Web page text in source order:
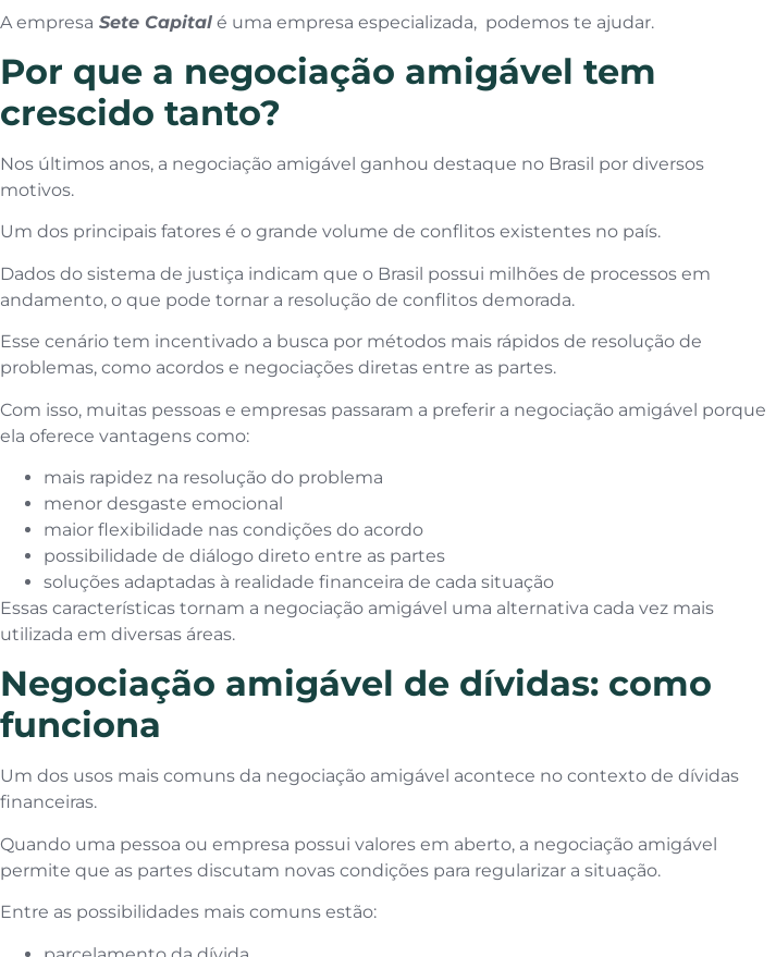
A empresa Sete Capital é uma empresa especializada, podemos te ajudar.
Por que a negociação amigável tem
crescido tanto?
Nos últimos anos, a negociação amigável ganhou destaque no Brasil por diversos
motivos.
Um dos principais fatores é o grande volume de conflitos existentes no país.
Dados do sistema de justiça indicam que o Brasil possui milhões de processos em
andamento, o que pode tornar a resolução de conflitos demorada.
Esse cenário tem incentivado a busca por métodos mais rápidos de resolução de
problemas, como acordos e negociações diretas entre as partes.
Com isso, muitas pessoas e empresas passaram a preferir a negociação amigável porque
ela oferece vantagens como:
mais rapidez na resolução do problema
menor desgaste emocional
maior flexibilidade nas condições do acordo
possibilidade de diálogo direto entre as partes
soluções adaptadas à realidade financeira de cada situação
Essas características tornam a negociação amigável uma alternativa cada vez mais
utilizada em diversas áreas.
Negociação amigável de dívidas: como
funciona
Um dos usos mais comuns da negociação amigável acontece no contexto de dívidas
financeiras.
Quando uma pessoa ou empresa possui valores em aberto, a negociação amigável
permite que as partes discutam novas condições para regularizar a situação.
Entre as possibilidades mais comuns estão: